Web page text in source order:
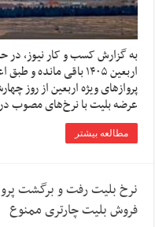
به گزارش کسب و کار نیوز، در
اربعین ۱۴۰۵ باقی
عرضه بلیت با نرخ‌های مصوب
مطالعه بیشتر
فروش بلیت چارتری ممنوع